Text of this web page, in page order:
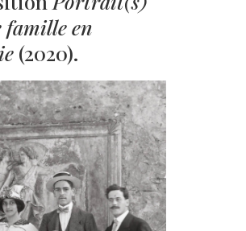
famille en
(2020).